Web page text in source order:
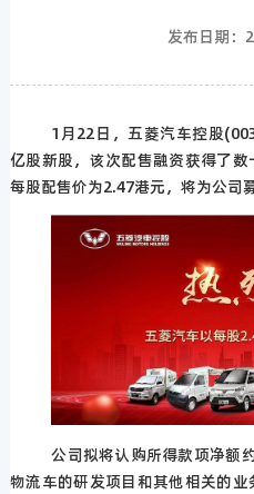
发布日期：
1月22日，五菱汽车控股
亿股新股，该次配售融资获得了数
每股配售价为2.47港元，将为公司
公司拟将认购所得款项净额
物流车的研发项目和其他相关的